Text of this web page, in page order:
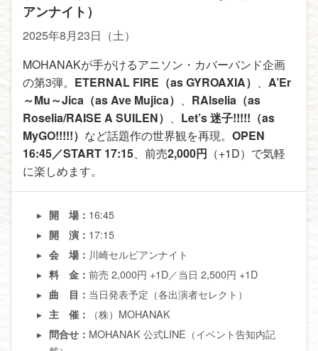
アンナイト）
2025年8月23日（土）
MOHANAKが手がけるアニソン・カバーバンド企画
の第3弾。 ETERNAL FIRE（as GYROAXIA） 、 A’Er
～Mu～Jica（as Ave Mujica） 、 RAlselia（as
Roselia/RAISE A SUILEN） 、 Let’s 迷子!!!!!（as
MyGO!!!!!） など話題作の世界観を再現。 OPEN
16:45／START 17:15、前売2,000円 （+1D）で気軽
に楽しめます。
開 場： 16:45
開 演： 17:15
会 場： 川崎セルビアンナイト
料 金：前売 2,000円 +1D／当日 2,500円 +1D
曲 目： 当日発表予定（各出演者セレクト）
主 催： （株）MOHANAK
問合せ： MOHANAK 公式LINE（イベント告知内記